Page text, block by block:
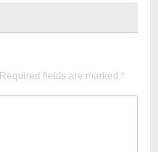
Required fields are marked *